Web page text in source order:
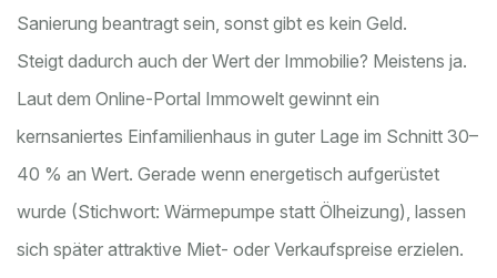
Sanierung beantragt sein, sonst gibt es kein Geld.
Steigt dadurch auch der Wert der Immobilie? Meistens ja.
Laut dem Online-Portal Immowelt gewinnt ein
kernsaniertes Einfamilienhaus in guter Lage im Schnitt 30–
40 % an Wert. Gerade wenn energetisch aufgerüstet
wurde (Stichwort: Wärmepumpe statt Ölheizung), lassen
sich später attraktive Miet- oder Verkaufspreise erzielen.